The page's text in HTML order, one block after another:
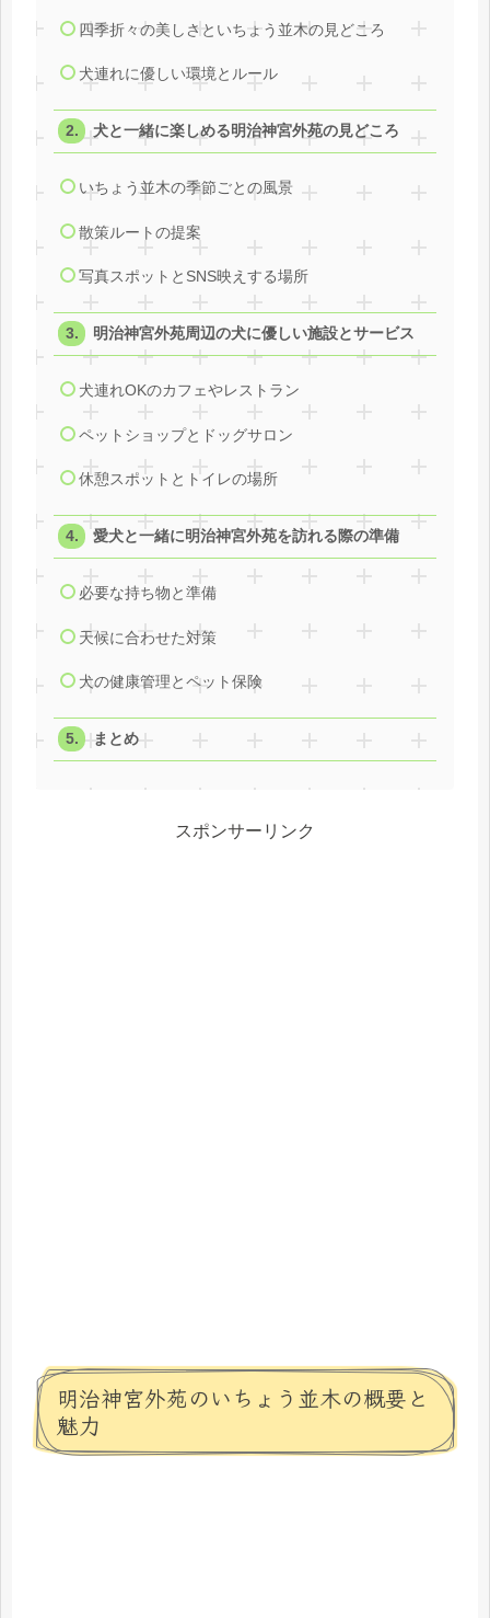
四季折々の美しさといちょう並木の見どころ
犬連れに優しい環境とルール
犬と一緒に楽しめる明治神宮外苑の見どころ
いちょう並木の季節ごとの風景
散策ルートの提案
写真スポットとSNS映えする場所
明治神宮外苑周辺の犬に優しい施設とサービス
犬連れOKのカフェやレストラン
ペットショップとドッグサロン
休憩スポットとトイレの場所
愛犬と一緒に明治神宮外苑を訪れる際の準備
必要な持ち物と準備
天候に合わせた対策
犬の健康管理とペット保険
まとめ
スポンサーリンク
明治神宮外苑のいちょう並木の概要と
魅力